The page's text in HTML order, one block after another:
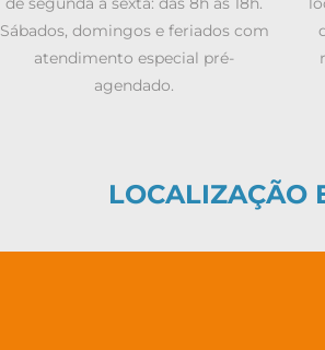
Sábados, domingos e feriados com
atendimento especial pré-
agendado.
LOCALIZAÇÃO